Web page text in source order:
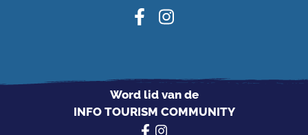
Word lid van de
INFO TOURISM COMMUNITY